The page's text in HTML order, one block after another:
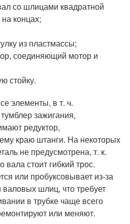
со шлицами квадратной
концах;
из пластмассы;
соединяющий мотор и
стойку.
элементы, в т. ч.
зажигания,
редуктор,
краю штанги. На некоторых
не предусмотрена, т. к.
вала стоит гибкий трос.
или пробуксовывает из-за
шлиц, что требует
в трубке чаще всего
или меняют.